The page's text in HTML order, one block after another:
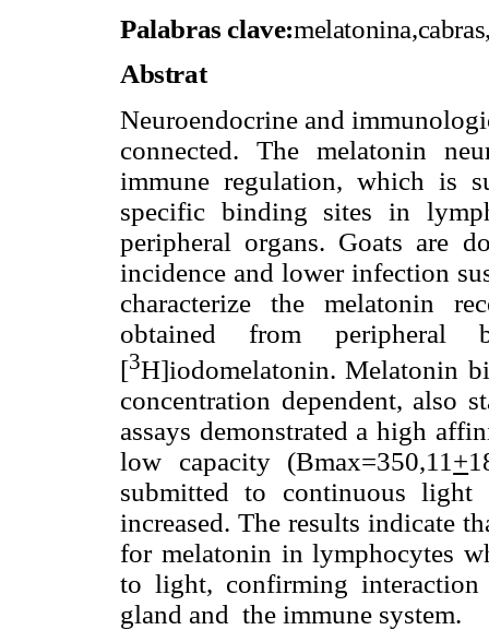
Palabras clave:
Abstrat
Neuroendocrine and
connected. The melatonin
immune regulation, which is
specific binding sites in
peripheral organs. Goats are
incidence and lower infection
characterize the melatonin
obtained from
[3H]iodomelatonin. Melatonin
concentration dependent, also
assays demonstrated a high
low capacity (Bmax=350,11 +
submitted to continuous
increased. The results indicate
for melatonin in lymphocytes
to light, confirming interaction
gland and the immune system.